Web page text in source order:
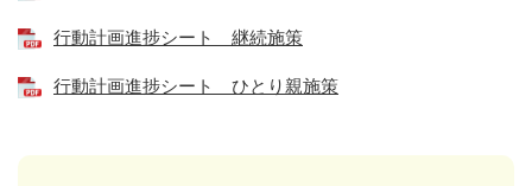
行動計画進捗シート 継続施策
行動計画進捗シート ひとり親施策